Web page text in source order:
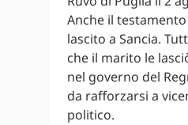
Anche il
lascito a Sancia.
che il marito le
nel governo del
da rafforzarsi a
politico.